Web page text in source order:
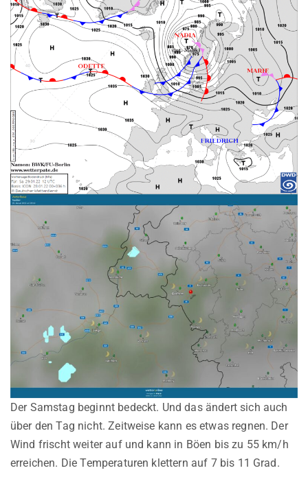
Der Samstag beginnt bedeckt. Und das ändert sich auch
über den Tag nicht. Zeitweise kann es etwas regnen. Der
Wind frischt weiter auf und kann in Böen bis zu 55 km/h
erreichen. Die Temperaturen klettern auf 7 bis 11 Grad.